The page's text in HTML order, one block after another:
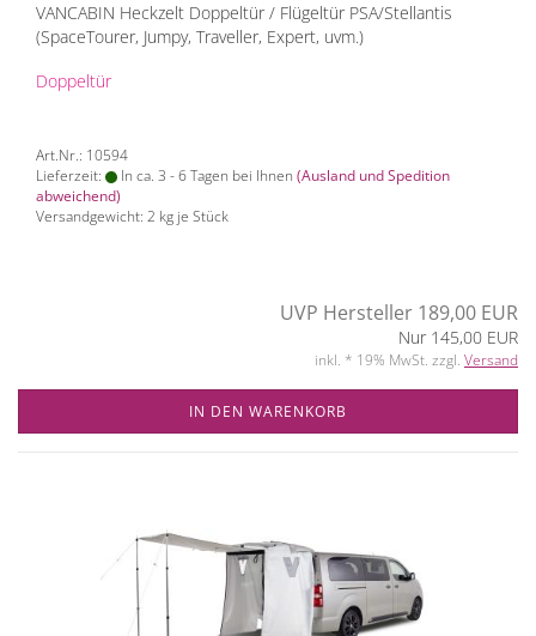
VANCABIN Heckzelt Doppeltür / Flügeltür PSA/Stellantis
(SpaceTourer, Jumpy, Traveller, Expert, uvm.)
Doppeltür
Art.Nr.: 10594
Lieferzeit:
In ca. 3 - 6 Tagen bei Ihnen (Ausland und Spedition
abweichend)
Versandgewicht: 2 kg je Stück
UVP Hersteller 189,00 EUR
Nur 145,00 EUR
inkl. * 19% MwSt. zzgl. Versand
IN DEN WARENKORB